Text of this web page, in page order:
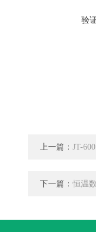
验
上一篇： JT-
下一篇： 恒温